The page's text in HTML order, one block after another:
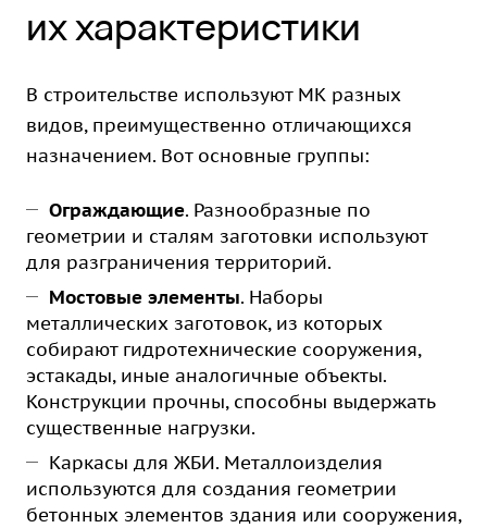
их характеристики
В строительстве используют МК разных
видов, преимущественно отличающихся
назначением. Вот основные группы:
Ограждающие. Разнообразные по
геометрии и сталям заготовки используют
для разграничения территорий.
Мостовые элементы. Наборы
металлических заготовок, из которых
собирают гидротехнические сооружения,
эстакады, иные аналогичные объекты.
Конструкции прочны, способны выдержать
существенные нагрузки.
Каркасы для ЖБИ. Металлоизделия
используются для создания геометрии
бетонных элементов здания или сооружения,